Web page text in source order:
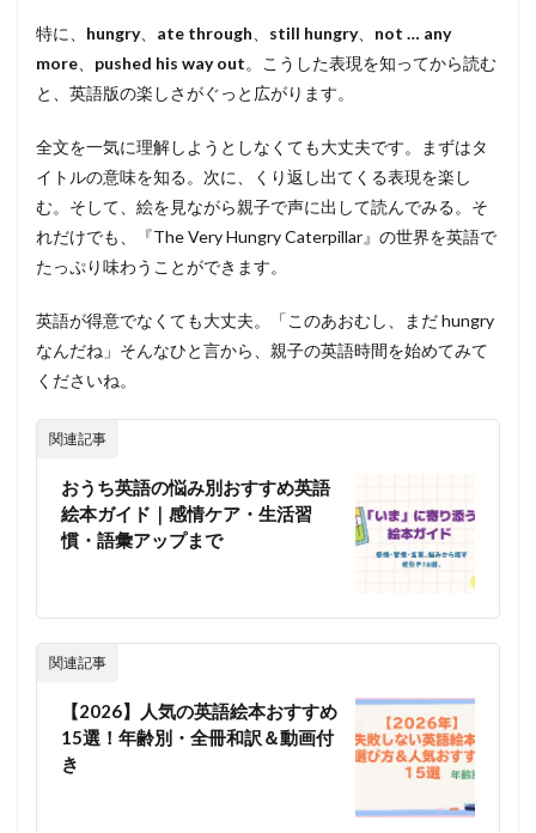
特に、 hungry、 ate through still hungry、 not … any
more
pushed his way out。こうした表現を知ってから読む
と、英語版の楽しさがぐっと広がります。
全文を一気に理解しようとしなくても大丈夫です。まずはタ
イトルの意味を知る。次に、くり返し出てくる表現を楽し
む。そして、絵を見ながら親子で声に出して読んでみる。そ
れだけでも、『The Very Hungry Caterpillar』の世界を英語で
たっぷり味わうことができます。
英語が得意でなくても大丈夫。「このあおむし、まだ hungry
なんだね」そんなひと言から、親子の英語時間を始めてみて
くださいね。
関連記事
おうち英語の悩み別おすすめ英語
絵本ガイド｜感情ケア・生活習
慣・語彙アップまで
関連記事
【2026】人気の英語絵本おすすめ
15選！年齢別・全冊和訳＆動画付
き